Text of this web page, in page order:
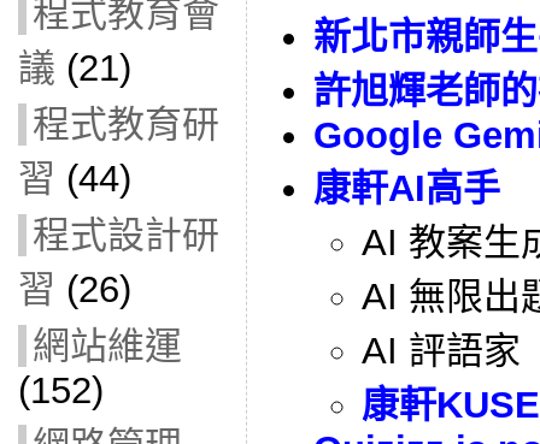
程式教育會
議 (21)
程式教育研
習 (44)
程式設計研
習 (26)
網站維運
(152)
新北市親師
許旭輝老師
Google
康軒AI高手
AI 教案生
AI 無限出
AI 評語家
康軒KUSE